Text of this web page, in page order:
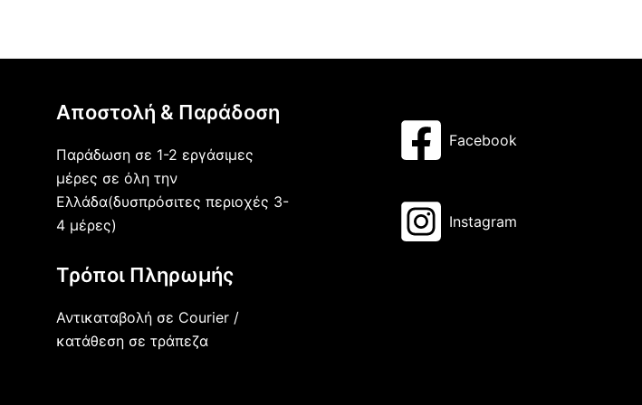
Αποστολή & Παράδοση
Παράδωση σε 1-2 εργάσιμες
μέρες σε όλη την
Ελλάδα(δυσπρόσιτες περιοχές 3-
4 μέρες)
Τρόποι Πληρωμής
Αντικαταβολή σε Courier /
κατάθεση σε τράπεζα
Facebook
Instagram